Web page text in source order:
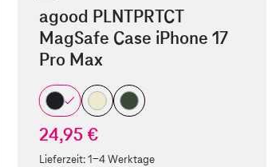
agood PLNTPRTCT
MagSafe Case iPhone 17
Pro Max
24,95 €
Lieferzeit:1-4 Werktage